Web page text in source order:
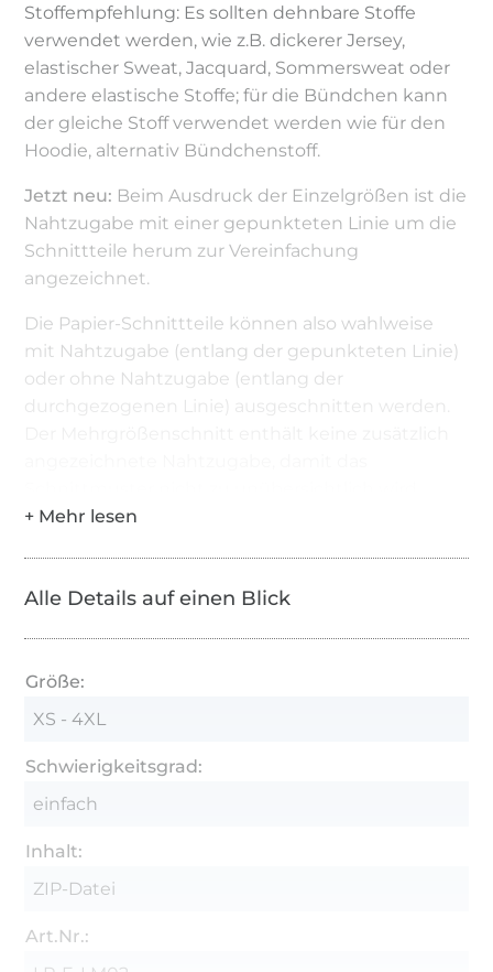
Stoffempfehlung: Es sollten dehnbare Stoffe
verwendet werden, wie z.B. dickerer Jersey,
elastischer Sweat, Jacquard, Sommersweat oder
andere elastische Stoffe; für die Bündchen kann
der gleiche Stoff verwendet werden wie für den
Hoodie, alternativ Bündchenstoff.
Jetzt neu: Beim Ausdruck der Einzelgrößen ist die
Nahtzugabe mit einer gepunkteten Linie um die
Schnittteile herum zur Vereinfachung
angezeichnet.
Die Papier-Schnittteile können also wahlweise
mit Nahtzugabe (entlang der gepunkteten Linie)
oder ohne Nahtzugabe (entlang der
durchgezogenen Linie) ausgeschnitten werden.
Schritt Fotoanleitungen, Größenangaben, die
Schnittmuster für alle Einzelgrößen von XS bis
allen Größen auf einen Blick.
Alle Details auf einen Blick
Größe:
XS - 4XL
Schwierigkeitsgrad:
einfach
Inhalt:
ZIP-Datei
Art.Nr.: